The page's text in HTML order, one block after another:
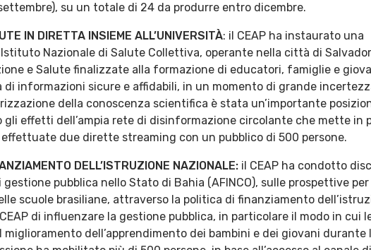
su un totale di 24 da produrre entro dicembre.
IN DIRETTA INSIEME ALL’UNIVERSITÀ: il CEAP ha instaurato una
Nazionale di Salute Collettiva, operante nella città di
e Salute finalizzate alla formazione di educatori, famiglie e
di informazioni sicure e affidabili, in un momento di grande
della conoscenza scientifica è stata un’importante
gli effetti dell’ampia rete di disinformazione circolante che mette in
effettuate due dirette streaming con un pubblico di 500 persone.
DELL’ISTRUZIONE NAZIONALE: il CEAP ha condotto
pubblica nello Stato di Bahia (AFINCO), sulle prospettive
scuole brasiliane, attraverso la politica di finanziamento
di influenzare la gestione pubblica, in particolare il modo in cui
miglioramento dell’apprendimento dei bambini e dei giovani durante